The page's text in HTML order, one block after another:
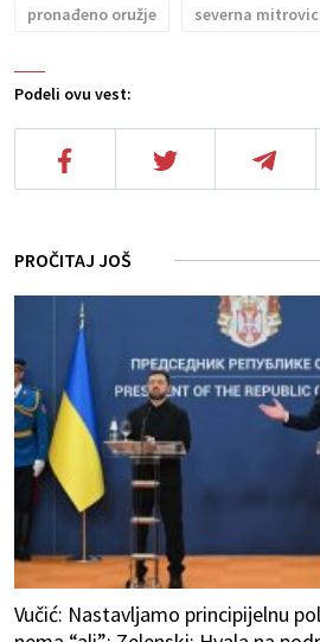
Podeli ovu vest:
pronađeno oružje
severna
PROČITAJ JOŠ
Vučić: Nastavljamo principijelnu